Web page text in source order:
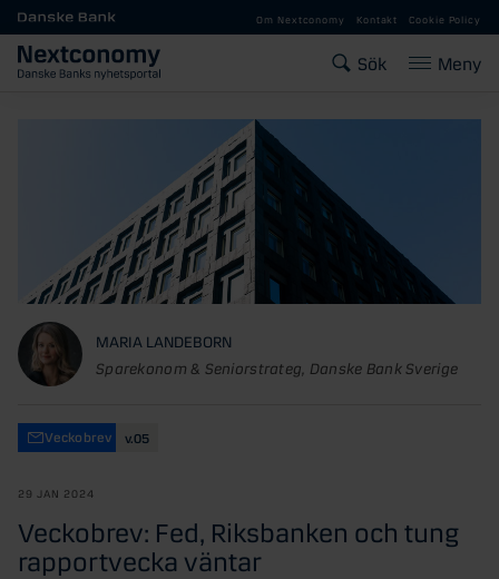
Gå till huvudinnehåll
Om Nextconomy Kontakt Cookie Policy
Sök Meny
MARIA LANDEBORN
Sparekonom & Seniorstrateg, Danske Bank Sverige
Veckobrev v.05
29 JAN 2024
Veckobrev: Fed, Riksbanken och tung
rapportvecka väntar